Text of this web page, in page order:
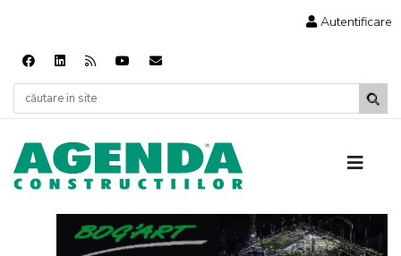
Autentificare